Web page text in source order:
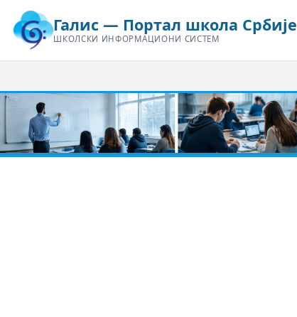
Галис — Портал школа Србије
ШКОЛСКИ ИНФОРМАЦИОНИ СИСТЕМ